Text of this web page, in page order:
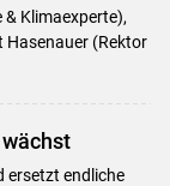
Klimaexperte),
Hasenauer (Rektor
ersetzt endliche